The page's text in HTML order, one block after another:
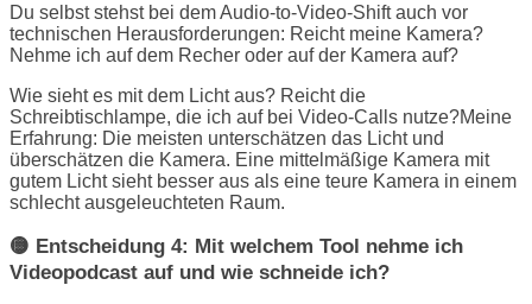
Du selbst stehst bei dem Audio-to-Video-Shift auch vor
technischen Herausforderungen: Reicht meine Kamera?
Nehme ich auf dem Recher oder auf der Kamera auf?
Wie sieht es mit dem Licht aus? Reicht die
Schreibtischlampe, die ich auf bei Video-Calls nutze?Meine
Erfahrung: Die meisten unterschätzen das Licht und
überschätzen die Kamera. Eine mittelmäßige Kamera mit
gutem Licht sieht besser aus als eine teure Kamera in einem
schlecht ausgeleuchteten Raum.
🟡 Entscheidung 4: Mit welchem Tool nehme ich
Videopodcast auf und wie schneide ich?